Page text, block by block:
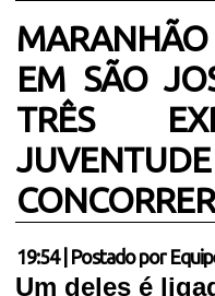
EM SÃO
TRÊS
19:54| Postado por
Um deles é